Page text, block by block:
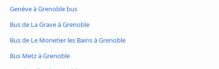
Genève à Grenoble bus
Bus de La Grave à Grenoble
Bus de Le Monetier les Bains à Grenoble
Bus Metz à Grenoble